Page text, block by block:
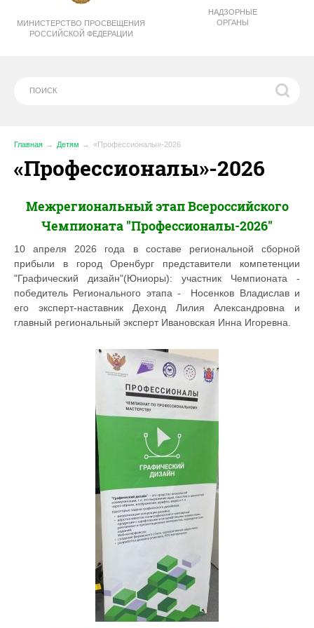
МИНИСТЕРСТВО ПРОСВЕЩЕНИЯ
РОССИЙСКОЙ ФЕДЕРАЦИИ
НАДЗОРНЫЕ
ОРГАНЫ
Главная Детям «Профессионалы»-2026
«Профессионалы»-2026
Межрегиональный этап Всероссийского
Чемпионата "Профессионалы-2026"
10 апреля 2026 года в составе региональной сборной
прибыли в город Оренбург представители компетенции
"Графический дизайн"(Юниоры): участник Чемпионата -
победитель Регионального этапа - Носенков Владислав и
его эксперт-наставник Дехонд Лилия Александровна и
главный региональный эксперт Ивановская Инна Игоревна.